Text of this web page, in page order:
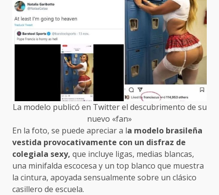
La modelo publicó en Twitter el descubrimento de su
nuevo «fan»
En la foto, se puede apreciar a la modelo brasileña
vestida provocativamente con un disfraz de
colegiala sexy, que incluye ligas, medias blancas,
una minifalda escocesa y un top blanco que muestra
la cintura, apoyada sensualmente sobre un clásico
casillero de escuela.